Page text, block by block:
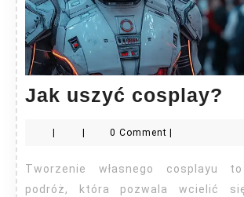
Jak uszyć cosplay?
0 Comment
Tworzenie własnego cosplayu to fascynująca
podróż, która pozwala wcielić